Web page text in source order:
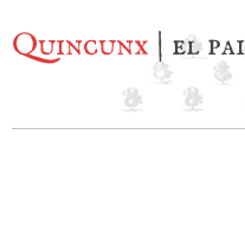
Quincunx | el